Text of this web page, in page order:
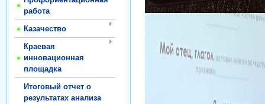
работа
Казачество
Краевая
инновационная
площадка
Итоговый отчет о
результатах анализа